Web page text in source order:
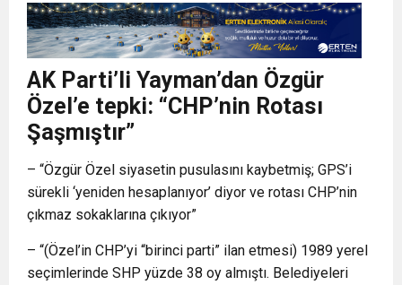
AK Parti’li Yayman’dan Özgür
Özel’e tepki: “CHP’nin Rotası
Şaşmıştır”
– “Özgür Özel siyasetin pusulasını kaybetmiş; GPS’i
sürekli ‘yeniden hesaplanıyor’ diyor ve rotası CHP’nin
çıkmaz sokaklarına çıkıyor”
– “(Özel’in CHP’yi “birinci parti” ilan etmesi) 1989 yerel
seçimlerinde SHP yüzde 38 oy almıştı. Belediyeleri